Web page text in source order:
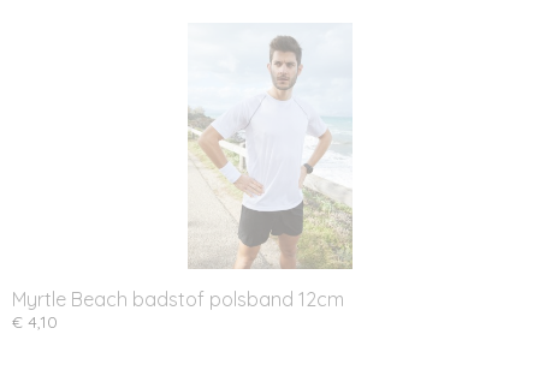
Myrtle Beach badstof polsband 12cm
€ 4,10